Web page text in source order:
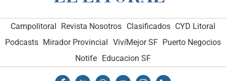
Campolitoral Revista Nosotros Clasificados CYD Litoral
Podcasts Mirador Provincial VivíMejor SF Puerto Negocios
Notife
Educacion SF